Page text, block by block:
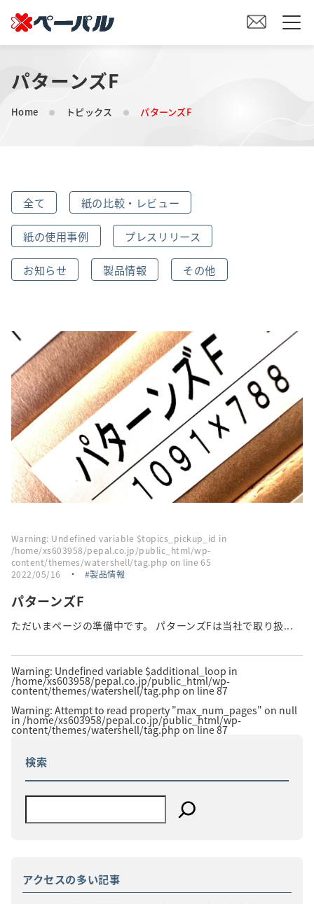
HOME
初めての方へ
オリジナル素材製造をご検討の方へ
会社案内
採用情報
トピックス
お問い合わせ・エントリー
SNSアカウント
パターンズF
Home トピックス パターンズF
全て 紙の比較・レビュー
紙の使用事例 プレスリリース
お知らせ 製品情報 その他
Warning: Undefined variable $topics_pickup_id in
/home/xs603958/pepal.co.jp/public_html/wp-
content/themes/watershell/tag.php on line65
2022/05/16
・ 製品情報
パターンズF
ただいまページの準備中です。 パターンズFは当社で取り扱...
Warning: Undefined variable $additional_loop in
/home/xs603958/pepal.co.jp/public_html/wp-
content/themes/watershell/tag.phpon line87
Warning: Attempt to read property "max_num_pages" on null
in /home/xs603958/pepal.co.jp/public_html/wp-
content/themes/watershell/tag.php on line87
検索
アクセスの多い記事